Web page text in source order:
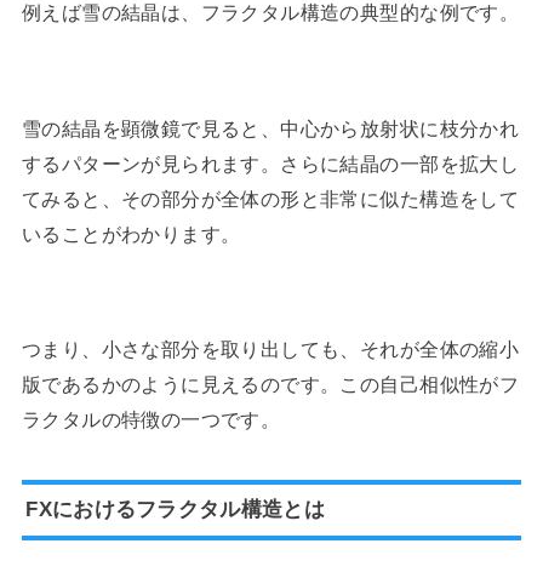
例えば雪の結晶は、フラクタル構造の典型的な例です。
雪の結晶を顕微鏡で見ると、中心から放射状に枝分かれ
するパターンが見られます。さらに結晶の一部を拡大し
てみると、その部分が全体の形と非常に似た構造をして
いることがわかります。
つまり、小さな部分を取り出しても、それが全体の縮小
版であるかのように見えるのです。この自己相似性がフ
ラクタルの特徴の一つです。
FXにおけるフラクタル構造とは